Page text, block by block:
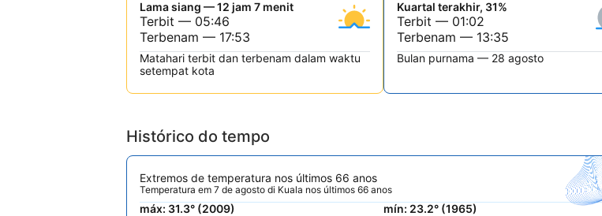
Lama siang — 12 jam 7 menit
Terbit — 05:46
Terbenam — 17:53
Matahari terbit dan terbenam dalam waktu
setempat kota
Kuartal terakhir, 31%
Terbit — 01:02
Terbenam — 13:35
Bulan purnama — 28 agosto
Histórico do tempo
Extremos de temperatura nos últimos 66 anos
Temperatura em 7 de agosto di Kuala nos últimos 66 anos
máx: 31.3° (2009) mín: 23.2° (1965)